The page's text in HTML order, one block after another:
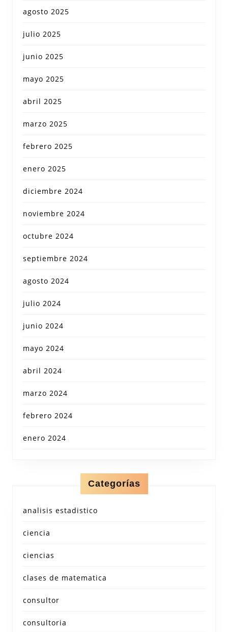
agosto 2025
julio 2025
junio 2025
mayo 2025
abril 2025
marzo 2025
febrero 2025
enero 2025
diciembre 2024
noviembre 2024
octubre 2024
septiembre 2024
agosto 2024
julio 2024
junio 2024
mayo 2024
abril 2024
marzo 2024
febrero 2024
enero 2024
Categorías
analisis estadistico
ciencia
ciencias
clases de matematica
consultor
consultoria